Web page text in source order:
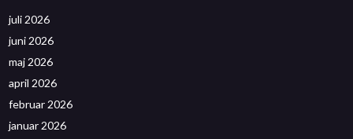
juli 2026
juni 2026
maj 2026
april 2026
februar 2026
januar 2026